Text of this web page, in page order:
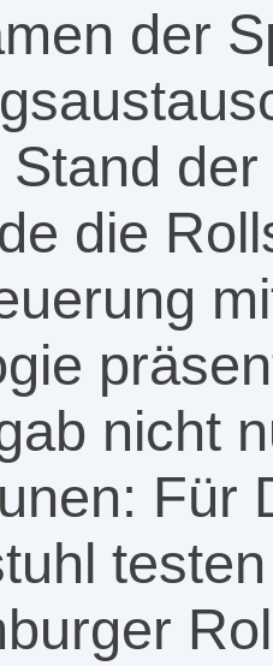
der
die
nicht
Für